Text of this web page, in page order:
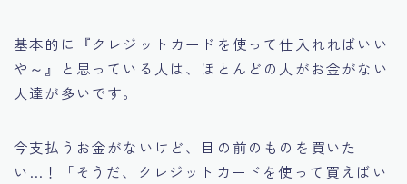
基本的に
『クレジットカードを使って仕入れればいい
や～』
と思っている人は、ほとんどの人がお金がない
人達が多いです。
今支払うお金がないけど、目の前のものを買いた
い…！
「そうだ、クレジットカードを使って買えばい